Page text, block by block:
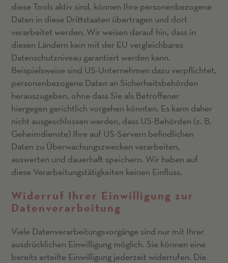
diese Tools aktiv sind, können Ihre personenbezogene
Daten in diese Drittstaaten übertragen und dort
verarbeitet werden. Wir weisen darauf hin, dass in
diesen Ländern kein mit der EU vergleichbares
Datenschutzniveau garantiert werden kann.
Beispielsweise sind US-Unternehmen dazu verpflichtet,
personenbezogene Daten an Sicherheitsbehörden
herauszugeben, ohne dass Sie als Betroffener
hiergegen gerichtlich vorgehen könnten. Es kann daher
nicht ausgeschlossen werden, dass US-Behörden (z. B.
Geheimdienste) Ihre auf US-Servern befindlichen
Daten zu Überwachungszwecken verarbeiten,
auswerten und dauerhaft speichern. Wir haben auf
diese Verarbeitungstätigkeiten keinen Einfluss.
Widerruf Ihrer Einwilligung zur
Datenverarbeitung
Viele Datenverarbeitungsvorgänge sind nur mit Ihrer
ausdrücklichen Einwilligung möglich. Sie können eine
bereits erteilte Einwilligung jederzeit widerrufen. Die